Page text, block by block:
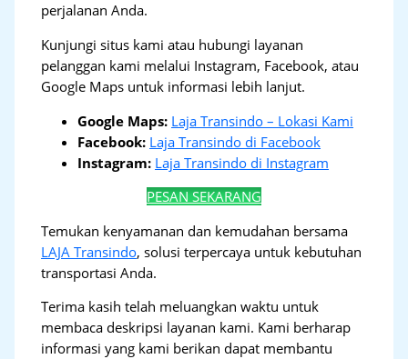
perjalanan Anda.
Kunjungi situs kami atau hubungi layanan
pelanggan kami melalui Instagram, Facebook, atau
Google Maps untuk informasi lebih lanjut.
Google Maps: Laja Transindo – Lokasi Kami
Facebook: Laja Transindo di Facebook
Instagram: Laja Transindo di Instagram
PESAN SEKARANG
Temukan kenyamanan dan kemudahan bersama
LAJA Transindo, solusi terpercaya untuk kebutuhan
transportasi Anda.
Terima kasih telah meluangkan waktu untuk
membaca deskripsi layanan kami. Kami berharap
informasi yang kami berikan dapat membantu